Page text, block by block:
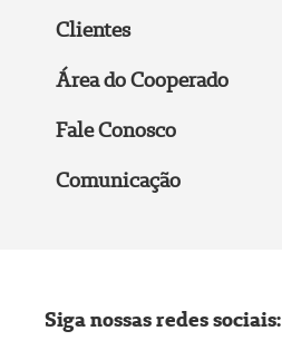
Clientes
Área do Cooperado
Fale Conosco
Comunicação
Siga nossas redes sociais: